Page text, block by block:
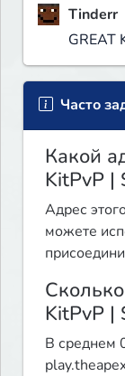
Tinderr
GREAT
Часто
Какой
KitPvP |
Адрес
можете
KitPvP |
В среднем